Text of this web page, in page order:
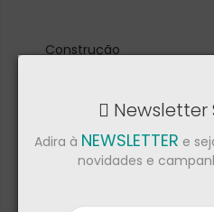
Construção
Gorilla® Glass | Bezel
material: fiber-reinforced
cover
Adira à NEWSLETTER e
novidades e